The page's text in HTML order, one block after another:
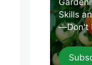
Skills
—Don't